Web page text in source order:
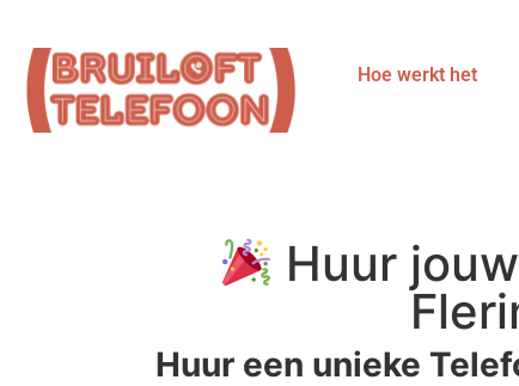
Hoe werkt het
Huur
Huur een unieke